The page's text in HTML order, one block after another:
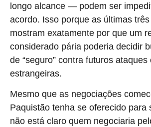
longo alcance — podem ser
acordo. Isso porque as últimas
mostram exatamente por que um
considerado pária poderia decidir
de “seguro” contra futuros
estrangeiras.
Mesmo que as negociações
Paquistão tenha se oferecido
não está claro quem negociaria